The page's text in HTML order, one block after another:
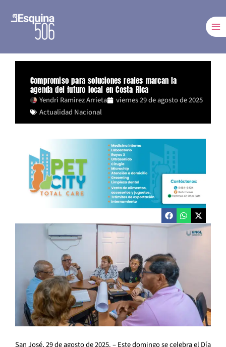
Compromiso para soluciones reales marcan la
agenda del futuro local en Costa Rica
Yendri Ramìrez Arrieta
viernes 29 de agosto de 2025
Actualidad Nacional